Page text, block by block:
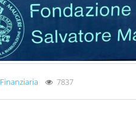
Finanziaria 7837